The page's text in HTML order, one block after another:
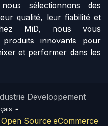
sélectionnons des
qualité, leur fiabilité et
MiD, nous vous
innovants pour
et performer dans les
Developpement
Open Source eCommerce